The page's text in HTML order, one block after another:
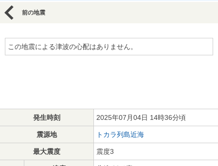
前の地震
この地震による津波の心配はありません。
発生時刻 2025年07月04日 14時36分頃
震源地 トカラ列島近海
最大震度 震度3